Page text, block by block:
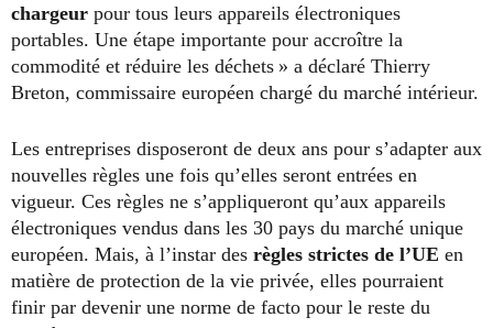
chargeur pour tous leurs appareils électroniques
portables. Une étape importante pour accroître la
commodité et réduire les déchets » a déclaré Thierry
Breton, commissaire européen chargé du marché intérieur.
Les entreprises disposeront de deux ans pour s’adapter aux
nouvelles règles une fois qu’elles seront entrées en
vigueur. Ces règles ne s’appliqueront qu’aux appareils
électroniques vendus dans les 30 pays du marché unique
européen. Mais, à l’instar des règles strictes de l’UE en
matière de protection de la vie privée, elles pourraient
finir par devenir une norme de facto pour le reste du